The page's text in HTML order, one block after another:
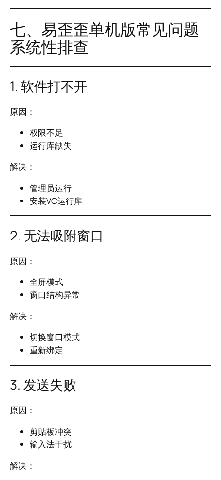
七、易歪歪单机版常见问题
系统性排查
1. 软件打不开
原因：
权限不足
运行库缺失
解决：
管理员运行
安装VC运行库
2. 无法吸附窗口
原因：
全屏模式
窗口结构异常
解决：
切换窗口模式
重新绑定
3. 发送失败
原因：
剪贴板冲突
输入法干扰
解决：